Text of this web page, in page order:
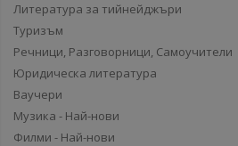
Литература за тийнейджъри
Туризъм
Речници, Разговорници, Самоучители
Юридическа литература
Ваучери
Музика - Най-нови
Филми - Най-нови